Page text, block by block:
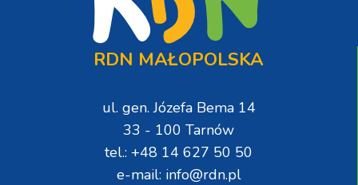
RDN MAŁOPOLSKA
ul. gen. Józefa Bema 14
33 - 100 Tarnów
tel.: +48 14 627 50 50
e-mail: info@rdn.pl